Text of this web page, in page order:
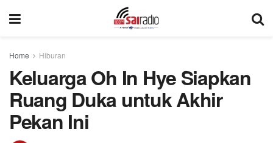
Home Hiburan
Keluarga Oh In Hye Siapkan
Ruang Duka untuk Akhir
Pekan Ini